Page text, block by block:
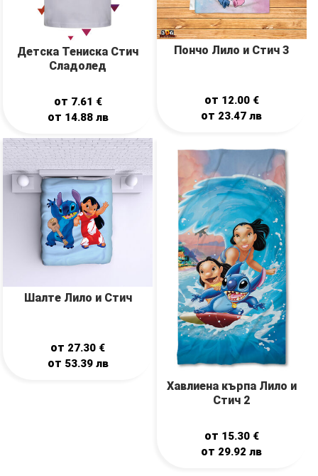
Детска Тениска Стич
Сладолед
от 7.61 €
от 14.88 лв
Пончо Лило и Стич 3
от 12.00 €
от 23.47лв
Шалте Лило и Стич
от 27.30 €
от 53.39 лв
Хавлиена кърпа Лило и
Стич 2
от 15.30 €
от 29.92лв